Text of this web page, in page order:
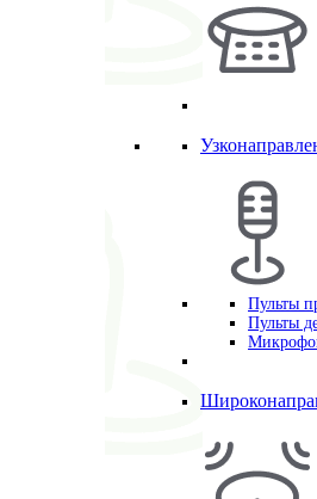
Пульты
Пульты